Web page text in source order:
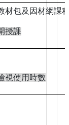
材包及因材網課
授課
視使用時數